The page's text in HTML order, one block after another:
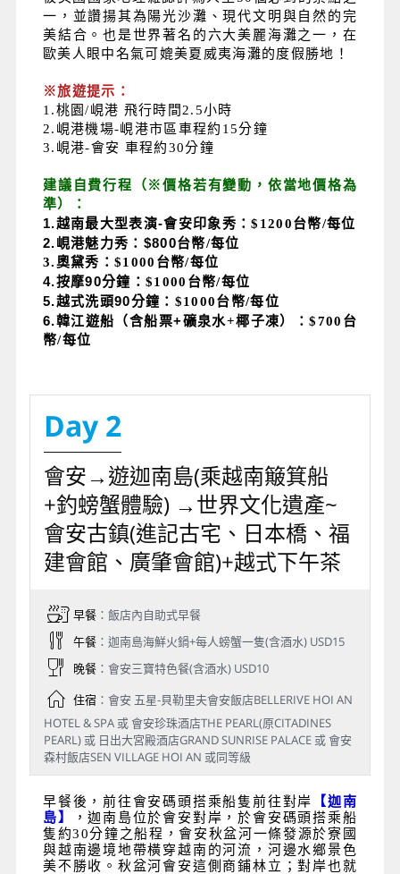
一，並讚揚其為陽光沙灘、現代文明與自然的完
美結合。也是世界著名的六大美麗海灘之一，在
歐美人眼中名氣可媲美夏威夷海灘的度假勝地！
※旅遊提示：
1.桃園/峴港 飛行時間2.5小時
2.峴港機場-峴港市區車程約15分鐘
3.峴港-會安 車程約30分鐘
建議自費行程（※價格若有變動，依當地價格為
準）：
1.越南最大型表演-會安印象秀：$1200台幣/每位
2.峴港魅力秀：$800台幣/每位
3.奧黛秀：$1000台幣/每位
4.按摩90分鐘：$1000台幣/每位
5.越式洗頭90分鐘：$1000台幣/每位
6.韓江遊船（含船票+礦泉水+椰子凍）：$700台
幣/每位
Day 2
會安→遊迦南島(乘越南簸箕船
+釣螃蟹體驗) →世界文化遺產~
會安古鎮(進記古宅、日本橋、福
建會館、廣肇會館)+越式下午茶
早餐：飯店內自助式早餐
午餐：迦南島海鮮火鍋+每人螃蟹一隻(含酒水) USD15
晚餐：會安三寶特色餐(含酒水) USD10
住宿：會安 五星-貝勒里夫會安飯店BELLERIVE HOI AN
HOTEL & SPA 或 會安珍珠酒店THE PEARL(原CITADINES
PEARL) 或 日出大宮殿酒店GRAND SUNRISE PALACE 或 會安
森村飯店SEN VILLAGE HOI AN 或同等級
早餐後，前往會安碼頭搭乘船隻前往對岸
【迦南
島】
，迦南島位於會安對岸，於會安碼頭搭乘船
隻約30分鐘之船程，會安秋盆河一條發源於寮國
與越南邊境地帶橫穿越南的河流，河邊水鄉景色
美不勝收。秋盆河會安這側商鋪林立；對岸也就